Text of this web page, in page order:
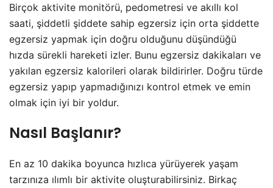
Birçok aktivite monitörü, pedometresi ve akıllı kol
saati, şiddetli şiddete sahip egzersiz için orta şiddette
egzersiz yapmak için doğru olduğunu düşündüğü
hızda sürekli hareketi izler. Bunu egzersiz dakikaları ve
yakılan egzersiz kalorileri olarak bildirirler. Doğru türde
egzersiz yapıp yapmadığınızı kontrol etmek ve emin
olmak için iyi bir yoldur.
Nasıl Başlanır?
En az 10 dakika boyunca hızlıca yürüyerek yaşam
tarzınıza ılımlı bir aktivite oluşturabilirsiniz. Birkaç